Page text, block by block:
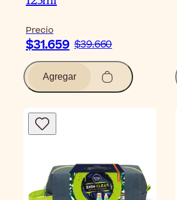
Precio
$31.659 $39.660
Agregar